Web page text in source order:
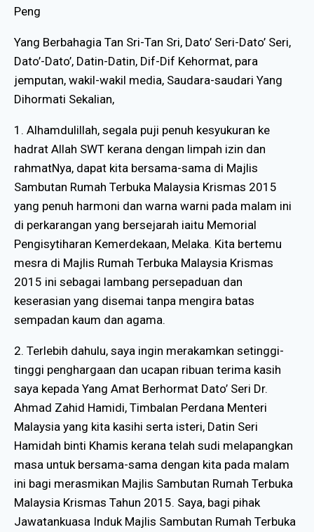
Peng
Yang Berbahagia Tan Sri-Tan Sri, Dato’ Seri-Dato’ Seri,
Dato’-Dato’, Datin-Datin, Dif-Dif Kehormat, para
jemputan, wakil-wakil media, Saudara-saudari Yang
Dihormati Sekalian,
1. Alhamdulillah, segala puji penuh kesyukuran ke
hadrat Allah SWT kerana dengan limpah izin dan
rahmatNya, dapat kita bersama-sama di Majlis
Sambutan Rumah Terbuka Malaysia Krismas 2015
yang penuh harmoni dan warna warni pada malam ini
di perkarangan yang bersejarah iaitu Memorial
Pengisytiharan Kemerdekaan, Melaka. Kita bertemu
mesra di Majlis Rumah Terbuka Malaysia Krismas
2015 ini sebagai lambang persepaduan dan
keserasian yang disemai tanpa mengira batas
sempadan kaum dan agama.
2. Terlebih dahulu, saya ingin merakamkan setinggi-
tinggi penghargaan dan ucapan ribuan terima kasih
saya kepada Yang Amat Berhormat Dato’ Seri Dr.
Ahmad Zahid Hamidi, Timbalan Perdana Menteri
Malaysia yang kita kasihi serta isteri, Datin Seri
Hamidah binti Khamis kerana telah sudi melapangkan
masa untuk bersama-sama dengan kita pada malam
ini bagi merasmikan Majlis Sambutan Rumah Terbuka
Malaysia Krismas Tahun 2015. Saya, bagi pihak
Jawatankuasa Induk Majlis Sambutan Rumah Terbuka